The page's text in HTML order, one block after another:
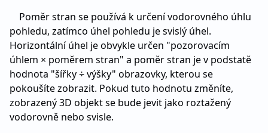
Poměr stran se používá k určení vodorovného úhlu
pohledu, zatímco úhel pohledu je svislý úhel.
Horizontální úhel je obvykle určen "pozorovacím
úhlem × poměrem stran" a poměr stran je v podstatě
hodnota "šířky ÷ výšky" obrazovky, kterou se
pokoušíte zobrazit. Pokud tuto hodnotu změníte,
zobrazený 3D objekt se bude jevit jako roztažený
vodorovně nebo svisle.